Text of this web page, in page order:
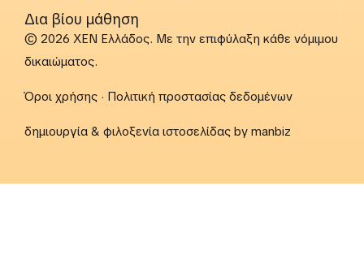
Δια βίου μάθηση
© 2026 ΧΕΝ Ελλάδος. Με την επιφύλαξη κάθε νόμιμου
δικαιώματος.
Όροι χρήσης · Πολιτική προστασίας δεδομένων
δημιουργία & φιλοξενία ιστοσελίδας by manbiz